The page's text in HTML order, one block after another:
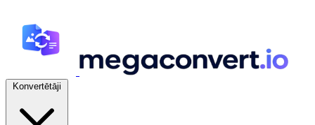
Konvertētāji